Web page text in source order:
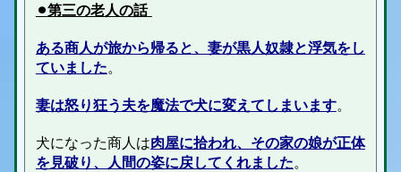
⚫︎第三の老人の話
ある商人が旅から帰ると、妻が黒人奴隷と浮気をし
ていました。
妻は怒り狂う夫を魔法で犬に変えてしまいます。
犬になった商人は肉屋に拾われ、その家の娘が正体
を見破り、人間の姿に戻してくれました。